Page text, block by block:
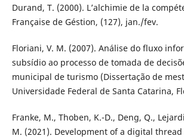
Durand, T. (2000). L’alchimie de la
Française de Géstion, (127), jan./fev.
Floriani, V. M. (2007). Análise do fluxo
subsídio ao processo de tomada de
municipal de turismo (Dissertação de
Universidade Federal de Santa Catarina,
Franke, M., Thoben, K.-D., Deng, Q.,
M. (2021). Development of a digital